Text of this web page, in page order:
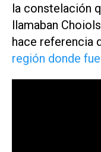
la constelación
llamaban
hace referencia
región donde